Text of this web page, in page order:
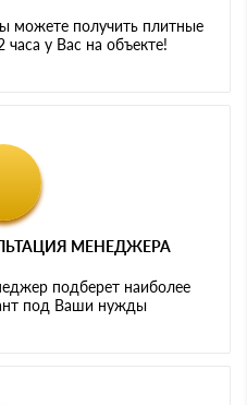
можете получить плитные
у Вас на объекте!
МЕНЕДЖЕРА
подберет наиболее
под Ваши нужды